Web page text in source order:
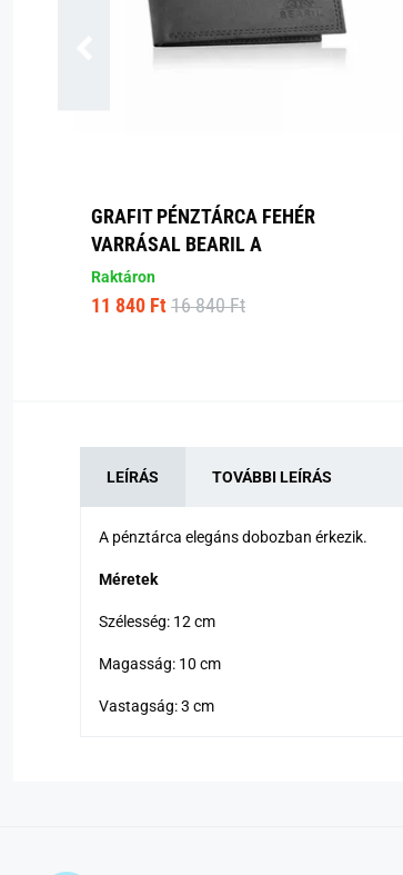
GRAFIT PÉNZTÁRCA FEHÉR
VARRÁSAL BEARIL A
Raktáron
11 840 Ft 16 840 Ft
LEÍRÁS TOVÁBBI LEÍRÁS
A pénztárca elegáns dobozban érkezik.
Méretek
Szélesség: 12 cm
Magasság: 10 cm
Vastagság: 3 cm